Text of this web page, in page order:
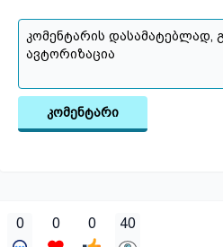
კომენტარი
0 0 0 40